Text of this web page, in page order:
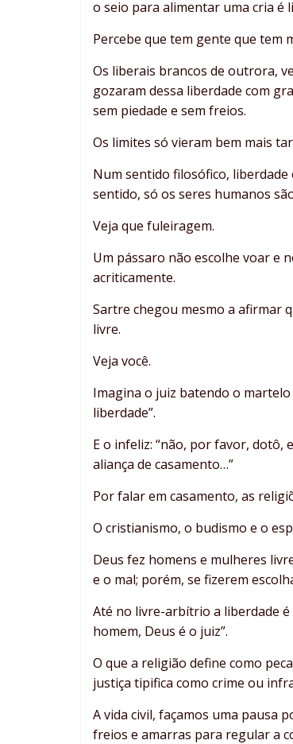
o seio para alimentar uma cria é
Percebe que tem gente que tem
Os liberais brancos de outrora,
gozaram dessa liberdade com
sem piedade e sem freios.
Os limites só vieram bem mais
Num sentido filosófico, liberdade
sentido, só os seres humanos
Veja que fuleiragem.
Um pássaro não escolhe voar e
acriticamente.
Sartre chegou mesmo a afirmar
livre.
Veja você.
Imagina o juiz batendo o
liberdade”.
E o infeliz: “não, por favor, dotô,
aliança de casamento…”
Por falar em casamento, as
O cristianismo, o budismo e o
Deus fez homens e mulheres
e o mal; porém, se fizerem
Até no livre-arbítrio a liberdade
homem, Deus é o juiz”.
O que a religião define como
justiça tipifica como crime ou
A vida civil, façamos uma pausa
freios e amarras para regular a